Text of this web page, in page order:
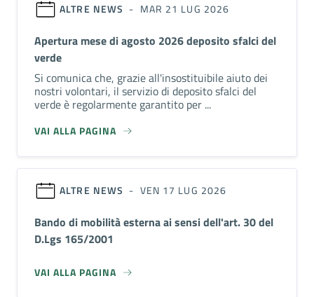
ALTRE NEWS - MAR 21 LUG 2026
Apertura mese di agosto 2026 deposito sfalci del
verde
Si comunica che, grazie all'insostituibile aiuto dei
nostri volontari, il servizio di deposito sfalci del
verde è regolarmente garantito per ...
VAI ALLA PAGINA
ALTRE NEWS - VEN 17 LUG 2026
Bando di mobilità esterna ai sensi dell'art. 30 del
D.Lgs 165/2001
VAI ALLA PAGINA